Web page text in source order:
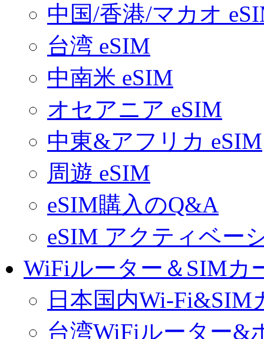
中国/香港/マカオ
台湾 eSIM
中南米 eSIM
オセアニア eSIM
中東&アフリカ eSIM
周遊 eSIM
eSIM購入のQ&A
eSIM アクティベー
WiFiルーター＆SIMカ
日本国内Wi-Fi&SIM
台湾WiFiルーター&